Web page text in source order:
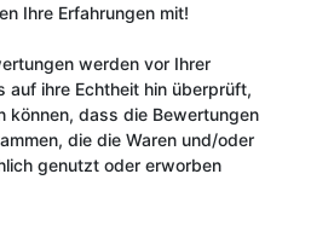
Ihre Erfahrungen mit!
werden vor Ihrer
auf ihre Echtheit hin überprüft,
können, dass die Bewertungen
die die Waren und/oder
genutzt oder erworben